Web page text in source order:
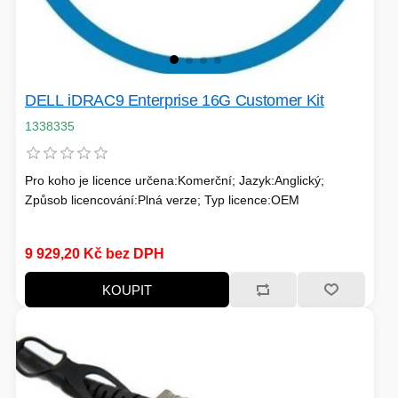
CHLADIČE
VIRTUALIZACE
LINUX SERVER
KALKULAČKY
AUTO - MOTO
ZÁSUVKY - VYPÍNAČE
SÍŤOVÉ KABELY
GRILOVÁNÍ A PÁRTY
DELL iDRAC9 Enterprise 16G Customer Kit
1338335
Pro koho je licence určena:Komerční; Jazyk:Anglický;
Způsob licencování:Plná verze; Typ licence:OEM
9 929,20 Kč bez DPH
KOUPIT